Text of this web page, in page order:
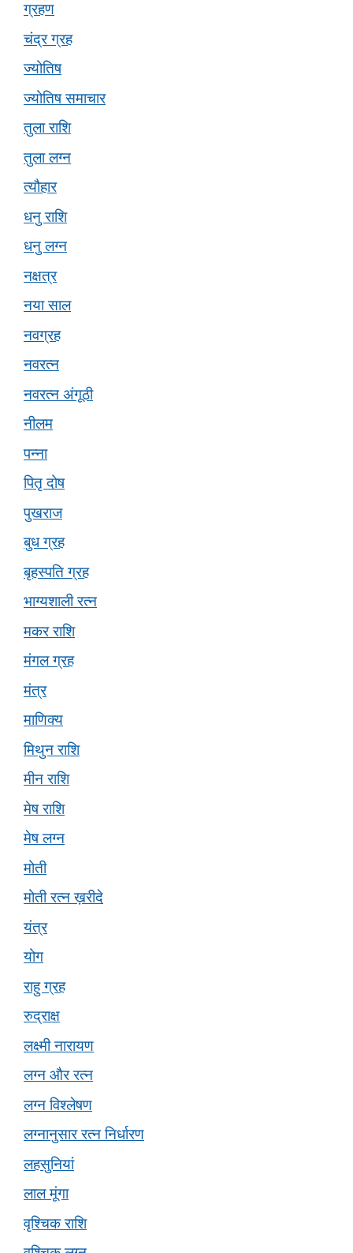
ग्रहण
चंद्र ग्रह
ज्योतिष
ज्योतिष समाचार
तुला राशि
तुला लग्न
त्यौहार
धनु राशि
धनु लग्न
नक्षत्र
नया साल
नवग्रह
नवरत्न
नवरत्न अंगूठी
नीलम
पन्ना
पितृ दोष
पुखराज
बुध ग्रह
बृहस्पति ग्रह
भाग्यशाली रत्न
मकर राशि
मंगल ग्रह
मंत्र
माणिक्य
मिथुन राशि
मीन राशि
मेष राशि
मेष लग्न
मोती
मोती रत्न ख़रीदे
यंत्र
योग
राहु ग्रह
रुद्राक्ष
लक्ष्मी नारायण
लग्न और रत्न
लग्न विश्लेषण
लग्नानुसार रत्न निर्धारण
लहसुनियां
लाल मूंगा
वृश्चिक राशि